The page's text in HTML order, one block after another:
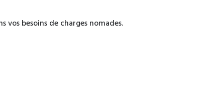
besoins de charges nomades.